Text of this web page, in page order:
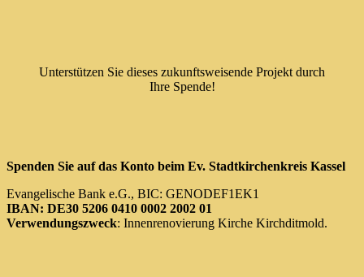
Unterstützen Sie dieses zukunftsweisende Projekt durch
Ihre Spende!
Spenden Sie auf das Konto beim Ev. Stadtkirchenkreis Kassel
Evangelische Bank e.G., BIC: GENODEF1EK1
IBAN: DE30 5206 0410 0002 2002 01
Verwendungszweck: Innenrenovierung Kirche Kirchditmold.